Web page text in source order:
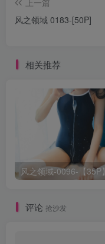
风之领域 0183-[50P]
相关推荐
风之领域-0096-【35P】
评论 抢沙发